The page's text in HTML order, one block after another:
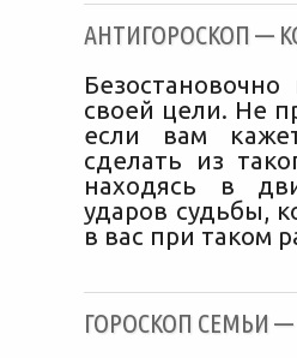
АНТИГОРОСКОП —
своей цели. Не
если вам
сделать из
находясь в
ударов судьбы,
в вас при таком
ГОРОСКОП СЕМЬИ —